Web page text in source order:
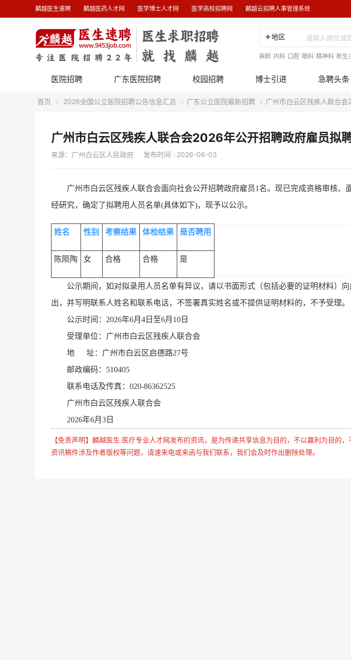
麟越医生速聘 麟越医药人才网 医学博士人才网 医学高校招聘网 麟越云招聘人事管理系统
地区
麻醉 内科 口腔 眼科 精神科 新生
医院招聘 广东医院招聘 校园招聘 博士引进 急聘头条
首页 > 2026全国公立医院招聘公告信息汇总 > 广东公立医院最新招聘 > 广州市白云区残疾人联合
广州市白云区残疾人联合会2026年公开招聘政府雇员拟
来源：广州白云区人民政府 发布时间 : 2026-06-03
广州市白云区残疾人联合会面向社会公开招聘政府雇员1名。现已完成资格审核、
经研究，确定了拟聘用人员名单(具体如下)，现予以公示。
姓名 性别 考察结果 体检结果 是否聘用
陈陨陶 女 合格 合格 是
公示期间，如对拟录用人员名单有异议，请以书面形式（包括必要的证明材料）向
出，并写明联系人姓名和联系电话，不签署真实姓名或不提供证明材料的，不予受理。
公示时间：2026年6月4日至6月10日
受理单位：广州市白云区残疾人联合会
地 址：广州市白云区启德路27号
邮政编码：510405
联系电话及传真：020-86362525
广州市白云区残疾人联合会
2026年6月3日
【免责声明】麟越医生 医疗专业人才网发布的资讯，是为传递共享信息为目的，不以赢利为目的
资讯稿件涉及作者版权等问题，请速来电或来函与我们联系，我们会及时作出删除处理。